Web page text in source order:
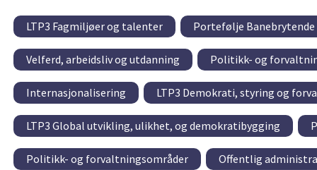
LTP3 Fagmiljøer og talenter Portefølje
Velferd, arbeidsliv og utdanning Politikk- og
Internasjonalisering LTP3 Demokrati, styring og
LTP3 Global utvikling, ulikhet, og demokratibygging
Politikk- og forvaltningsområder Offentlig